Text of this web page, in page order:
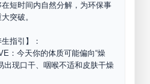
短时间内自然分解，为环保事
突破。
生指引】：
：今天你的体质可能偏向“燥
出现口干、咽喉不适和皮肤干燥
PLM
Association Membership”
Search